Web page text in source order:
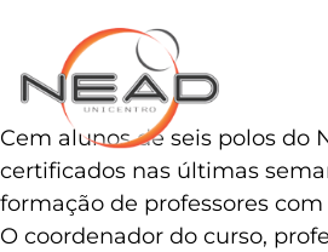
Cem alunos de seis polos do
certificados nas últimas
formação de professores
O coordenador do curso,